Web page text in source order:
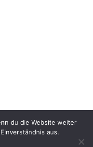
du die Website weiter
aus.